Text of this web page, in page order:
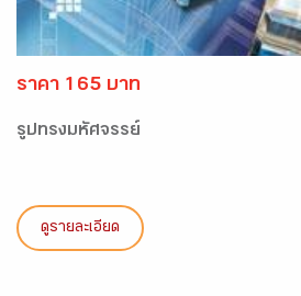
ราคา 165 บาท
รูปทรงมหัศจรรย์
ดูรายละเอียด